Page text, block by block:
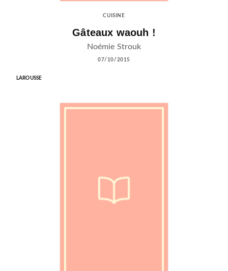
CUISINE
Gâteaux waouh !
Noémie Strouk
07/10/2015
LAROUSSE